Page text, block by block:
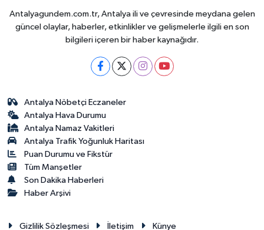
Antalyagundem.com.tr, Antalya ili ve çevresinde meydana gelen
güncel olaylar, haberler, etkinlikler ve gelişmelerle ilgili en son
bilgileri içeren bir haber kaynağıdır.
Antalya Nöbetçi Eczaneler
Antalya Hava Durumu
Antalya Namaz Vakitleri
Antalya Trafik Yoğunluk Haritası
Puan Durumu ve Fikstür
Tüm Manşetler
Son Dakika Haberleri
Haber Arşivi
Gizlilik Sözleşmesi İletişim Künye